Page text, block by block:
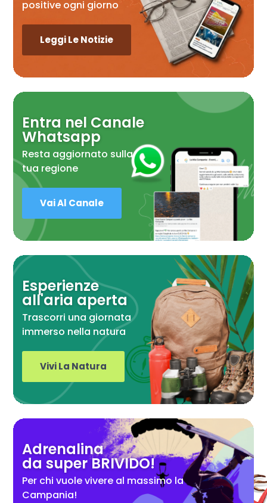
positive ogni giorno
Leggi Le Notizie
Entra nel Canale
Whatsapp
Resta aggiornato sulla
tua regione
Vai Al Canale
Esperienze
all'aria aperta
Trascorri una giornata
immerso nella natura
Vivi La Natura
Adrenalina
da super BRIVIDO!
Per chi vuole vivere al massimo la
Campania!